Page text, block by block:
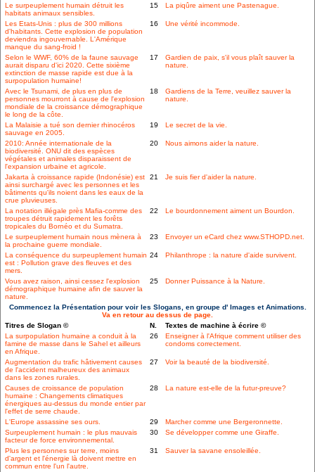
Le surpeuplement humain détruit les
habitats animaux sensibles.
15 La piqûre aiment une Pastenague.
Les Etats-Unis : plus de 300 millions
d'habitants. Cette explosion de population
deviendra ingouvernable. L'Amérique
manque du sang-froid !
16 Une vérité incommode.
Selon le WWF, 60% de la faune sauvage
aurait disparu d'ici 2020. Cette sixième
extinction de masse rapide est due à la
surpopulation humaine!
17
Gardien de paix, s'il vous plaît sauver la
nature.
Avec le Tsunami, de plus en plus de
personnes mourront à cause de l'explosion
mondiale de la croissance démographique
le long de la côte.
18
Gardiens de la Terre, veuillez sauver la
nature.
La Malaisie a tué son dernier rhinocéros
sauvage en 2005.
19 Le secret de la vie.
2010: Année internationale de la
biodiversité. ONU dit des espèces
végétales et animales disparaissent de
l'expansion urbaine et agricole.
20 Nous aimons aider la nature.
Jakarta à croissance rapide (Indonésie) est
ainsi surchargé avec les personnes et les
bâtiments qu'ils noient dans les eaux de la
crue pluvieuses.
21 Je suis fier d'aider la nature.
La notation illégale près Mafia-comme des
troupes détruit rapidement les forêts
tropicales du Bornéo et du Sumatra.
22 Le bourdonnement aiment un Bourdon.
Le surpeuplement humain nous mènera à
la prochaine guerre mondiale.
23 Envoyer un eCard chez www.STHOPD.net.
La conséquence du surpeuplement humain
est : Pollution grave des fleuves et des
mers.
24 Philanthrope : la nature d'aide survivent.
Vous avez raison, ainsi cessez l'explosion
démographique humaine afin de sauver la
nature.
25 Donner Puissance à la Nature.
Commencez la Présentation pour voir les Slogans, en groupe d' Images et Animations.
Va en retour au dessus de page.
Titres de Slogan ©
N.
Textes de machine à écrire ©
La surpopulation humaine a conduit à la
famine de masse dans le Sahel et ailleurs
en Afrique.
26
Enseigner à l'Afrique comment utiliser des
condoms correctement.
Augmentation du trafic hâtivement causes
de l'accident malheureux des animaux
dans les zones rurales.
27 Voir la beauté de la biodiversité.
Causes de croissance de population
humaine : Changements climatiques
énergiques au-dessus du monde entier par
l'effet de serre chaude.
28 La nature est-elle de la futur-preuve?
L'Europe assassine ses ours. 29
Marcher comme une Bergeronnette.
Surpeuplement humain : le plus mauvais
facteur de force environnemental.
30 Se développer comme une Giraffe.
Plus les personnes sur terre, moins
d'argent et l'énergie là doivent mettre en
commun entre l'un l'autre.
31 Sauver la savane ensoleillée.